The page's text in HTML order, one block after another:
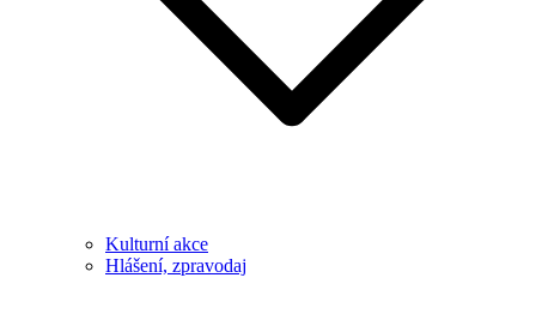
Kulturní akce
Hlášení, zpravodaj